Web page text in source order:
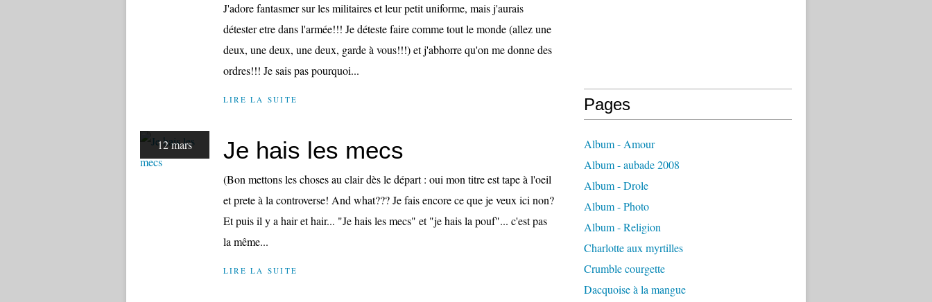
J'adore fantasmer sur les militaires et leur petit uniforme, mais j'aurais
détester etre dans l'armée!!! Je déteste faire comme tout le monde (allez une
deux, une deux, une deux, garde à vous!!!) et j'abhorre qu'on me donne des
ordres!!! Je sais pas pourquoi...
LIRE LA SUITE
12 mars Je hais les mecs
(Bon mettons les choses au clair dès le départ : oui mon titre est tape à l'oeil
et prete à la controverse! And what??? Je fais encore ce que je veux ici non?
Et puis il y a hair et hair... "Je hais les mecs" et "je hais la pouf"... c'est pas
la même...
LIRE LA SUITE
Pages
Album - Amour
Album - aubade 2008
Album - Drole
Album - Photo
Album - Religion
Charlotte aux myrtilles
Crumble courgette
Dacquoise à la mangue